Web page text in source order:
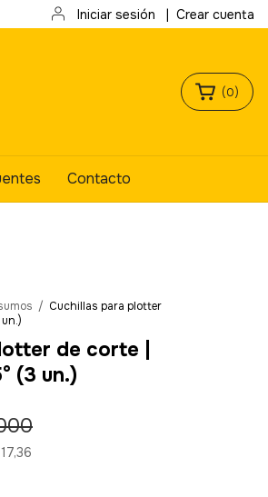
Iniciar sesión | Crear cuenta
(0)
Contacto
/ Cuchillas para plotter
de corte |
(3 un.)